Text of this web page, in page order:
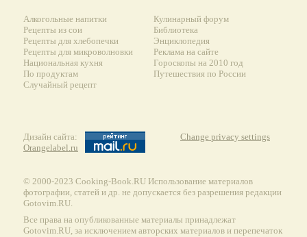
Алкогольные напитки
Рецепты из сои
Рецепты для хлебопечки
Рецепты для микроволновки
Национальная кухня
По продуктам
Случайный рецепт
Кулинарный форум
Библиотека
Энциклопедия
Реклама на сайте
Гороскопы на 2010 год
Путешествия по России
Дизайн сайта:
Orangelabel.ru
Change privacy settings
© 2000-2023 Сooking-Book.RU Использование материалов
фотографии, статей и др. не допускается без разрешения редакции
Gotovim.RU.
Все права на опубликованные материалы принадлежат
Gotovim.RU, за исключением авторских материалов и перепечаток